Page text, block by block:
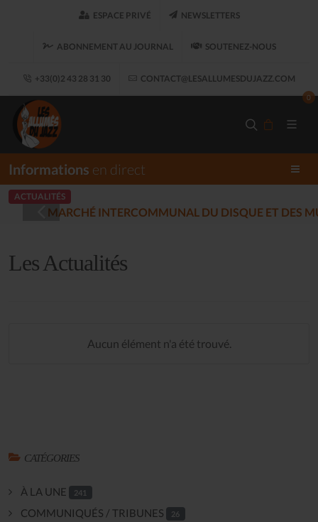
ESPACE PRIVÉ NEWSLETTERS
ABONNEMENT AU JOURNAL SOUTENEZ-NOUS
+33(0)2 43 28 31 30 CONTACT@LESALLUMESDUJAZZ.COM
0
Informations en direct
ACTUALITÉS
LES ALLUMÉS
Les Actualités
Aucun élément n'a été trouvé.
CATÉGORIES
À LA UNE 241
COMMUNIQUÉS / TRIBUNES 26